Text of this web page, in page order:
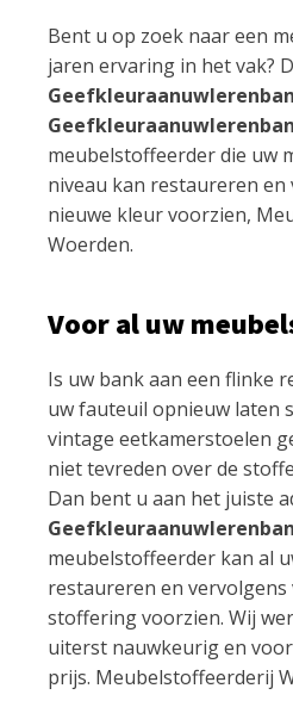
Bent u op zoek naar een
jaren ervaring in het vak?
meubelstoffeerder die uw
niveau kan restaureren en
nieuwe kleur voorzien,
Woerden.
Voor al uw
Is uw bank aan een flinke
uw fauteuil opnieuw laten
vintage eetkamerstoelen
niet tevreden over de
Dan bent u aan het juiste
meubelstoffeerder kan al
restaureren en vervolgens
stoffering voorzien. Wij
uiterst nauwkeurig en
prijs. Meubelstoffeerderij